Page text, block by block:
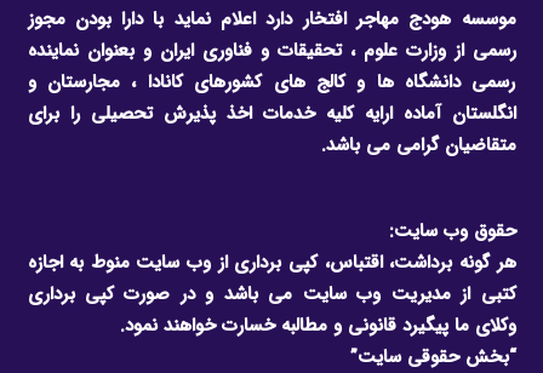
موسسه هودج مهاجر افتخار دارد اعلام نماید با دارا بودن مجوز
رسمی از وزارت علوم ، تحقیقات و فناوری ایران و بعنوان نماینده
رسمی دانشگاه ها و کالج های کشورهای کانادا ، مجارستان و
انگلستان آماده ارایه کلیه خدمات اخذ پذیرش تحصیلی را برای
متقاضیان گرامی می باشد.
حقوق وب سایت:
هر گونه برداشت، اقتباس، کپی برداری از وب سایت منوط به اجازه
کتبی از مدیریت وب سایت می باشد و در صورت کپی برداری
وکلای ما پیگیرد قانونی و مطالبه خسارت خواهند نمود.
“بخش حقوقی سایت”